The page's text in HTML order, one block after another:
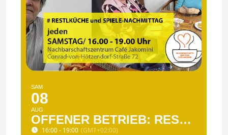
SAM
08
AUG
OFFENER BETRIEB: RESTLKÜCHE UND SPIELE-NACHMITTAG
16:00 - 19:00 (GMT+02:00)